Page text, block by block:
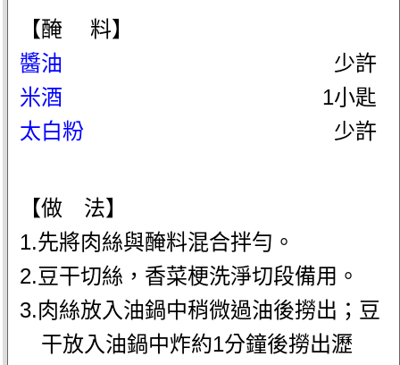
【醃 料】
醬油
少許
米酒
1小匙
太白粉
少許
【做 法】
1.先將肉絲與醃料混合拌勻。
2.豆干切絲，香菜梗洗淨切段備用。
3.肉絲放入油鍋中稍微過油後撈出；豆
干放入油鍋中炸約1分鐘後撈出瀝